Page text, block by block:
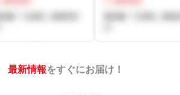
最新情報をすぐにお届け！